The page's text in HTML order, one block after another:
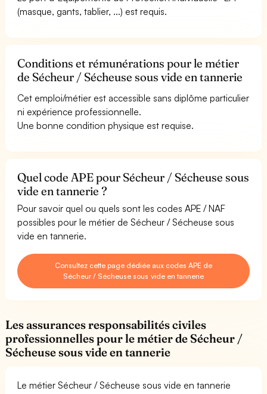
(masque, gants, tablier, ...) est requis.
Conditions et rémunérations pour le métier
de Sécheur / Sécheuse sous vide en tannerie
Cet emploi/métier est accessible sans diplôme particulier
ni expérience professionnelle.
Une bonne condition physique est requise.
Quel code APE pour Sécheur / Sécheuse sous
vide en tannerie ?
Pour savoir quel ou quels sont les codes APE / NAF
possibles pour le métier de Sécheur / Sécheuse sous
vide en tannerie.
Consultez cette page dédiée aux codes APE de
Sécheur / Sécheuse sous vide en tannerie
Les assurances responsabilités civiles
professionnelles pour le métier de Sécheur /
Sécheuse sous vide en tannerie
Le métier Sécheur / Sécheuse sous vide en tannerie